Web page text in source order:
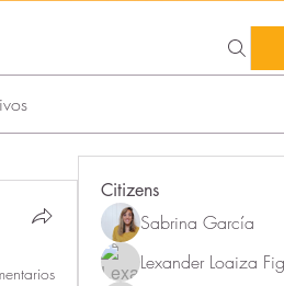
Citizens
Sabrina García